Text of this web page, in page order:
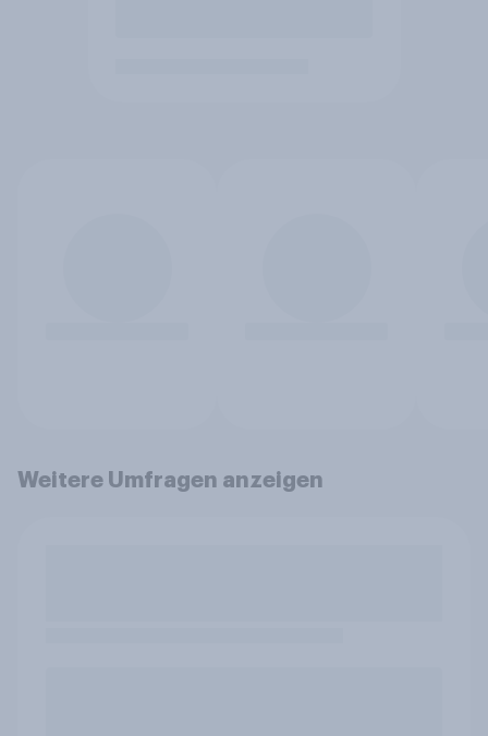
Weitere Umfragen anzeigen